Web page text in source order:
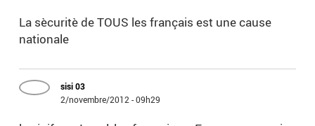
La sècuritè de TOUS les français est une cause
nationale
sisi 03
2/novembre/2012 - 09h29